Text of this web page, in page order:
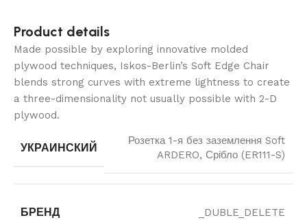
Product details
Made possible by exploring innovative molded
plywood techniques, Iskos-Berlin’s Soft Edge Chair
blends strong curves with extreme lightness to create
a three-dimensionality not usually possible with 2-D
plywood.
УКРАИНСКИЙ
Розетка 1-я без заземлення Soft
ARDERO, Срібло (ER111-S)
БРЕНД _DUBLE_DELETE